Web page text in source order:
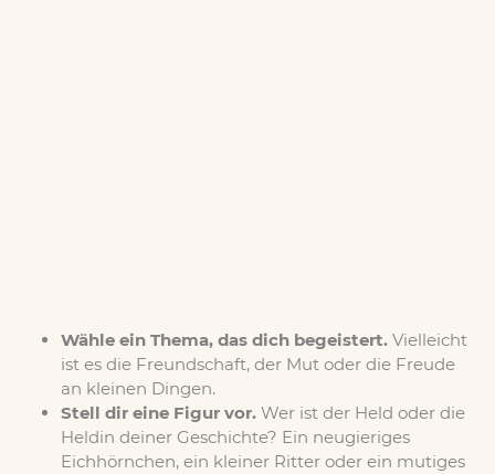
Wähle ein Thema, das dich begeistert. Vielleicht
ist es die Freundschaft, der Mut oder die Freude
an kleinen Dingen.
Stell dir eine Figur vor. Wer ist der Held oder die
Heldin deiner Geschichte? Ein neugieriges
Eichhörnchen, ein kleiner Ritter oder ein mutiges